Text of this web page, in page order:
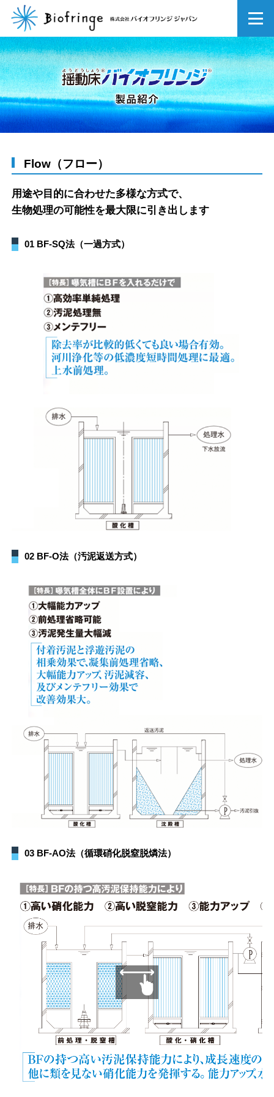
Flow（フロー）
用途や目的に合わせた多様な方式で、
生物処理の可能性を最大限に引き出します
01 BF-SQ法（一過方式）
02 BF-O法（汚泥返送方式）
03 BF-AO法（循環硝化脱窒脱燐法）